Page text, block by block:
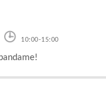
10:00-15:00